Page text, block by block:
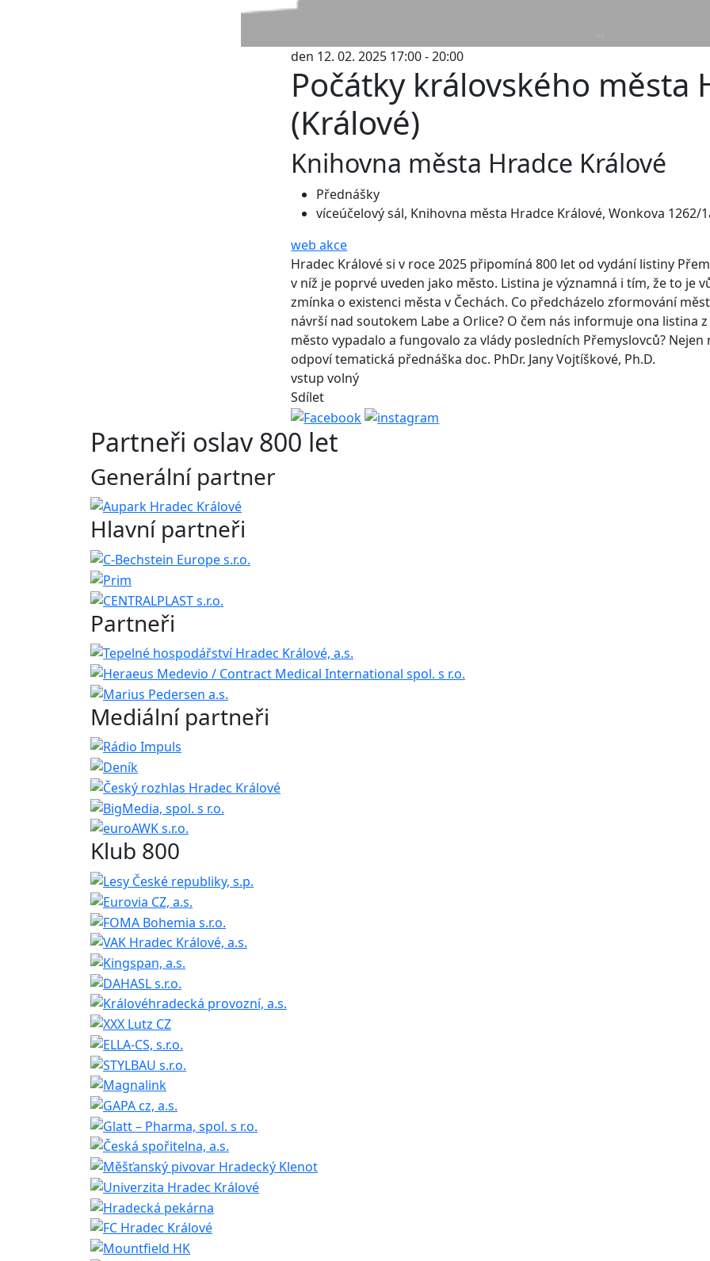
den 12. 02. 2025 17:00 - 20:00
Počátky královského města
(Králové)
Knihovna města Hradce Králové
Přednášky
víceúčelový sál, Knihovna města Hradce Králové, Wonkova 1262/
web akce
Hradec Králové si v roce 2025 připomíná 800 let od vydání listiny
v níž je poprvé uveden jako město. Listina je významná i tím, že to je
zmínka o existenci města v Čechách. Co předcházelo zformování
návrší nad soutokem Labe a Orlice? O čem nás informuje ona listina z
město vypadalo a fungovalo za vlády posledních Přemyslovců?
odpoví tematická přednáška doc. PhDr. Jany Vojtíškové, Ph.D.
vstup volný
Sdílet
Partneři oslav 800 let
Generální partner
Hlavní partneři
Partneři
Mediální partneři
Klub 800